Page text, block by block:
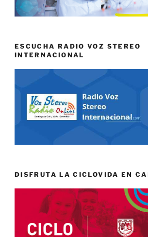
ESCUCHA RADIO VOZ STEREO
INTERNACIONAL
DISFRUTA LA CICLOVIDA EN